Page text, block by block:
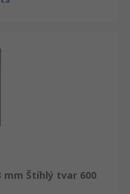
mm Štíhlý tvar 600